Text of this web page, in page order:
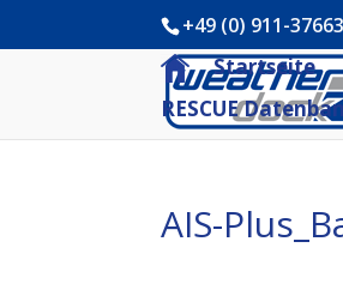
+49 (0) 911-
Startseite
RESCUE
AIS-